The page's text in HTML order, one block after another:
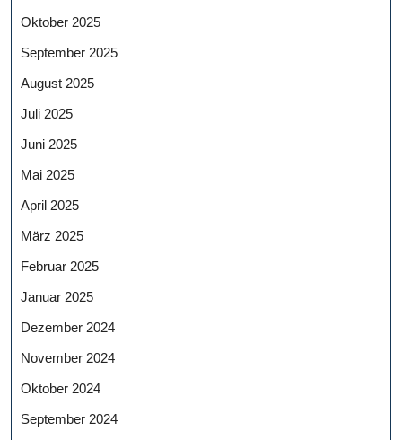
Oktober 2025
September 2025
August 2025
Juli 2025
Juni 2025
Mai 2025
April 2025
März 2025
Februar 2025
Januar 2025
Dezember 2024
November 2024
Oktober 2024
September 2024